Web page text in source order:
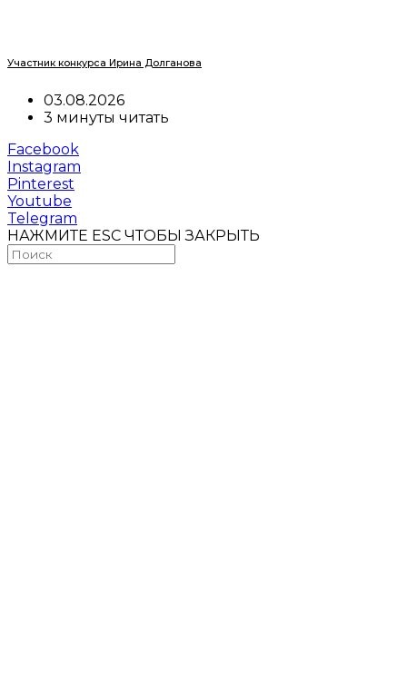
Участник конкурса Ирина Долганова
03.08.2026
3 минуты читать
Facebook
Instagram
Pinterest
Youtube
Telegram
НАЖМИТЕ ESC ЧТОБЫ ЗАКРЫТЬ